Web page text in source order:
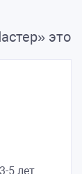
это
5 лет